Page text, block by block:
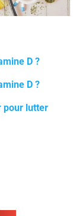
D ?
D ?
pour lutter